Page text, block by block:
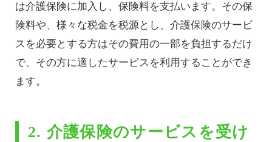
は介護保険に加入し、保険料を支払います。その保
険料や、様々な税金を税源とし、介護保険のサービ
スを必要とする方はその費用の一部を負担するだけ
で、その方に適したサービスを利用することができ
ます。
2. 介護保険のサービスを受け